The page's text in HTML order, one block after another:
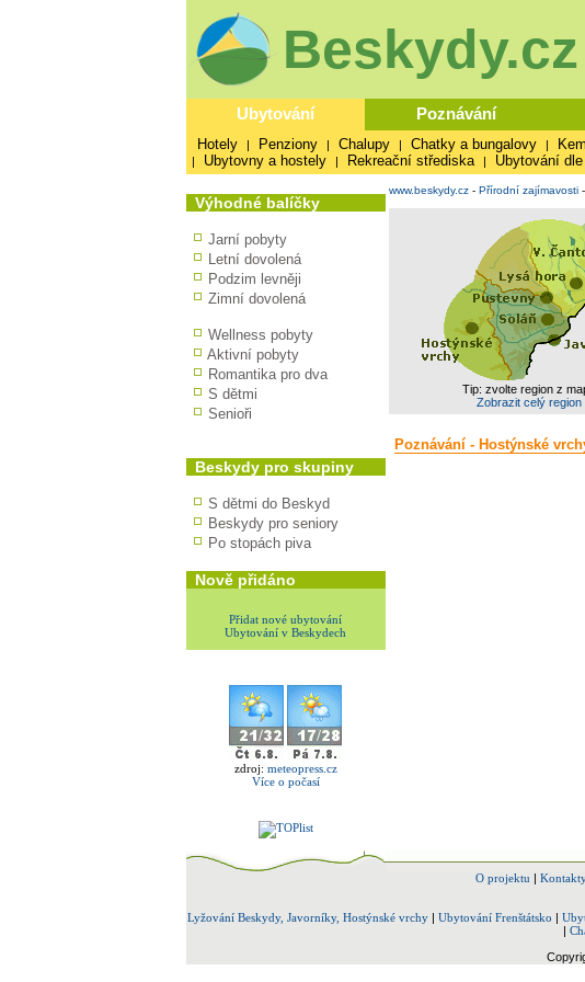
Beskydy.cz
Ubytování Poznávání
Hotely | Penziony | Chalupy | Chatky a bungalovy |
| Ubytovny a hostely | Rekreační střediska | Ubytování
Výhodné balíčky
Jarní pobyty
Letní dovolená
Podzim levněji
Zimní dovolená
Wellness pobyty
Aktivní pobyty
Romantika pro dva
S dětmi
Senioři
Beskydy pro skupiny
S dětmi do Beskyd
Beskydy pro seniory
Po stopách piva
Nově přidáno
Přidat nové ubytování
Ubytování v Beskydech
zdroj: meteopress.cz
Více o počasí
www.beskydy.cz- Přírodní zajímavosti-
Tip: zvolte region z
Zobrazit celý region
Poznávání - Hostýnské
O projektu |
Lyžování Beskydy, Javorníky, Hostýnské vrchy | Ubytování Frenštátsko |
|